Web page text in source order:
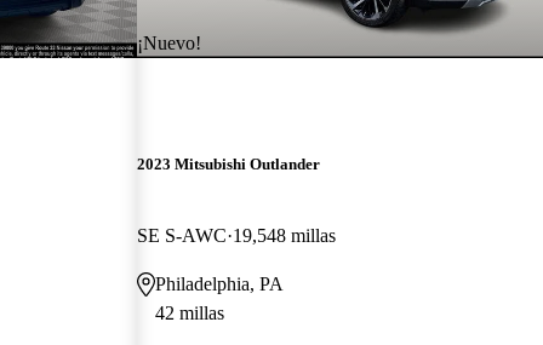
¡Nuevo!
2023 Mitsubishi Outlander
SE S-AWC 19,548 millas
Philadelphia, PA
42 millas